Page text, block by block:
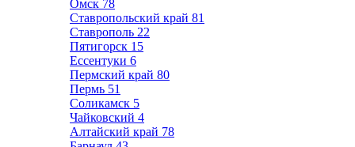
Омск 78
Ставропольский край 81
Ставрополь 22
Пятигорск 15
Ессентуки 6
Пермский край 80
Пермь 51
Соликамск 5
Чайковский 4
Алтайский край 78